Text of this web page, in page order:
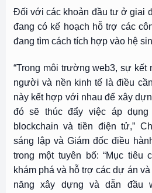
Đối với các khoản đầu tư ở giai
đang có kế hoạch hỗ trợ các
đang tìm cách tích hợp vào hệ
“Trong môi trường web3, sự kết
người và nền kinh tế là điều
này kết hợp với nhau để xây
đó sẽ thúc đẩy việc áp dụng
blockchain và tiền điện tử,”
sáng lập và Giám đốc điều
trong một tuyên bố: “Mục
khám phá và hỗ trợ các dự án
năng xây dựng và dẫn đầu